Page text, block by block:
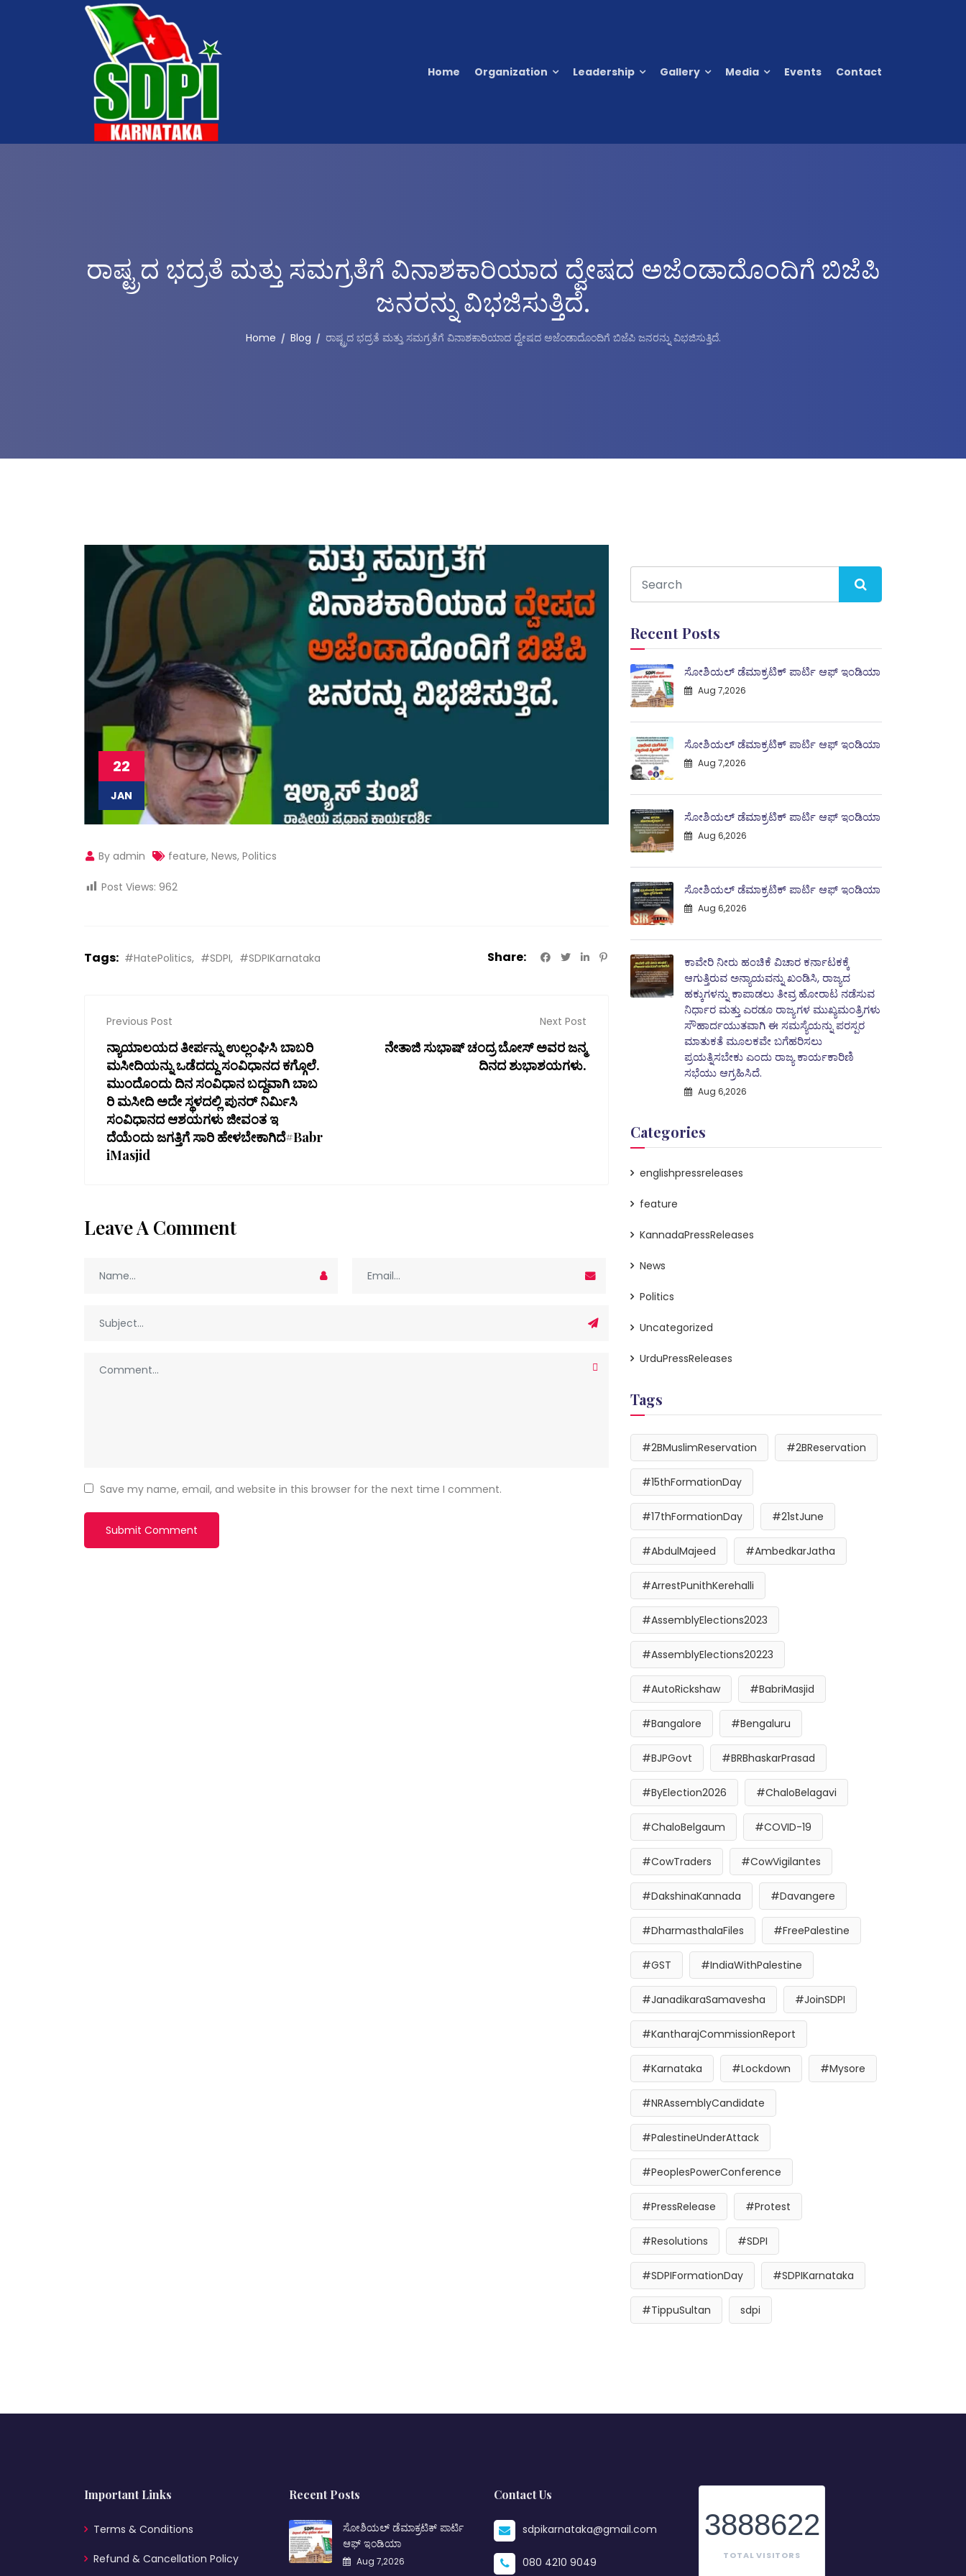
Home Organization Leadership Gallery Media Events Contact
ರಾಷ್ಟ್ರದ ಭದ್ರತೆ ಮತ್ತು ಸಮಗ್ರತೆಗೆ ವಿನಾಶಕಾರಿಯಾದ ದ್ವೇಷದ ಅಜೆಂಡಾದೊಂದಿಗೆ ಬಿಜೆಪಿ
ಜನರನ್ನು ವಿಭಜಿಸುತ್ತಿದೆ.
Home Blog ರಾಷ್ಟ್ರದ ಭದ್ರತೆ ಮತ್ತು ಸಮಗ್ರತೆಗೆ ವಿನಾಶಕಾರಿಯಾದ ದ್ವೇಷದ ಅಜೆಂಡಾದೊಂದಿಗೆ ಬಿಜೆಪಿ ಜನರನ್ನು ವಿಭಜಿಸುತ್ತಿದೆ.
22
JAN
By admin feature, News, Politics
Post Views: 962
Tags: #HatePolitics #SDPI #SDPIKarnataka Share:
Previous Post
ನ್ಯಾಯಾಲಯದ ತೀರ್ಪನ್ನು ಉಲ್ಲಂಘಿಸಿ ಬಾಬರಿ
ಮಸೀದಿಯನ್ನು ಒಡೆದದ್ದು ಸಂವಿಧಾನದ ಕಗ್ಗೊಲೆ.
ಮುಂದೊಂದು ದಿನ ಸಂವಿಧಾನ ಬದ್ದವಾಗಿ ಬಾಬ
ರಿ ಮಸೀದಿ ಅದೇ ಸ್ಥಳದಲ್ಲಿ ಪುನರ್ ನಿರ್ಮಿಸಿ
ಸಂವಿಧಾನದ ಆಶಯಗಳು ಜೀವಂತ ಇ
ದೆಯೆಂದು ಜಗತ್ತಿಗೆ ಸಾರಿ ಹೇಳಬೇಕಾಗಿದೆ#Babr
iMasjid
Next Post
ನೇತಾಜಿ ಸುಭಾಷ್ ಚಂದ್ರ ಬೋಸ್ ಅವರ ಜನ್ಮ
ದಿನದ ಶುಭಾಶಯಗಳು.
Leave A Comment
Save my name, email, and website in this browser for the next time I comment.
Recent Posts
ಸೋಶಿಯಲ್ ಡೆಮಾಕ್ರಟಿಕ್ ಪಾರ್ಟಿ ಆಫ್ ಇಂಡಿಯಾ
Aug 7,2026
ಸೋಶಿಯಲ್ ಡೆಮಾಕ್ರಟಿಕ್ ಪಾರ್ಟಿ ಆಫ್ ಇಂಡಿಯಾ
Aug 7,2026
ಸೋಶಿಯಲ್ ಡೆಮಾಕ್ರಟಿಕ್ ಪಾರ್ಟಿ ಆಫ್ ಇಂಡಿಯಾ
Aug 6,2026
ಸೋಶಿಯಲ್ ಡೆಮಾಕ್ರಟಿಕ್ ಪಾರ್ಟಿ ಆಫ್ ಇಂಡಿಯಾ
Aug 6,2026
ಕಾವೇರಿ ನೀರು ಹಂಚಿಕೆ ವಿಚಾರ ಕರ್ನಾಟಕಕ್ಕೆ
ಆಗುತ್ತಿರುವ ಅನ್ಯಾಯವನ್ನು ಖಂಡಿಸಿ, ರಾಜ್ಯದ
ಹಕ್ಕುಗಳನ್ನು ಕಾಪಾಡಲು ತೀವ್ರ ಹೋರಾಟ ನಡೆಸುವ
ನಿರ್ಧಾರ ಮತ್ತು ಎರಡೂ ರಾಜ್ಯಗಳ ಮುಖ್ಯಮಂತ್ರಿಗಳು
ಸೌಹಾರ್ದಯುತವಾಗಿ ಈ ಸಮಸ್ಯೆಯನ್ನು ಪರಸ್ಪರ
ಮಾತುಕತೆ ಮೂಲಕವೇ ಬಗೆಹರಿಸಲು
ಪ್ರಯತ್ನಿಸಬೇಕು ಎಂದು ರಾಜ್ಯ ಕಾರ್ಯಕಾರಿಣಿ
ಸಭೆಯು ಆಗ್ರಹಿಸಿದೆ.
Aug 6,2026
Categories
englishpressreleases
feature
KannadaPressReleases
News
Politics
Uncategorized
UrduPressReleases
Tags
#2BMuslimReservation #2BReservation
#15thFormationDay
#17thFormationDay #21stJune
#AbdulMajeed #AmbedkarJatha
#ArrestPunithKerehalli
#AssemblyElections2023
#AssemblyElections20223
#AutoRickshaw #BabriMasjid
#Bangalore #Bengaluru
#BJPGovt #BRBhaskarPrasad
#ByElection2026 #ChaloBelagavi
#ChaloBelgaum #COVID-19
#CowTraders #CowVigilantes
#DakshinaKannada #Davangere
#DharmasthalaFiles #FreePalestine
#GST #IndiaWithPalestine
#JanadikaraSamavesha #JoinSDPI
#KantharajCommissionReport
#Karnataka #Lockdown #Mysore
#NRAssemblyCandidate
#PalestineUnderAttack
#PeoplesPowerConference
#PressRelease #Protest
#Resolutions #SDPI
#SDPIFormationDay #SDPIKarnataka
#TippuSultan sdpi
Important Links
Terms & Conditions
Refund & Cancellation Policy
Recent Posts
ಸೋಶಿಯಲ್ ಡೆಮಾಕ್ರಟಿಕ್ ಪಾರ್ಟಿ
ಆಫ್ ಇಂಡಿಯಾ
Aug 7,2026
Contact Us
sdpikarnataka@gmail.com
080 4210 9049
3888622
TOTAL VISITORS